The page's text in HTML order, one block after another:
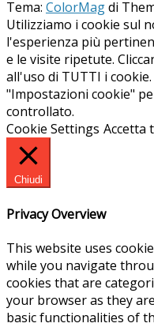
Tema: ColorMagdi
Utilizziamo i cookie sul
l'esperienza più
e le visite ripetute.
all'uso di TUTTI i
"Impostazioni cookie"
controllato.
Cookie Settings Accetta
Chiudi
Privacy Overview
This website uses
while you navigate
cookies that are
your browser as they
basic functionalities of